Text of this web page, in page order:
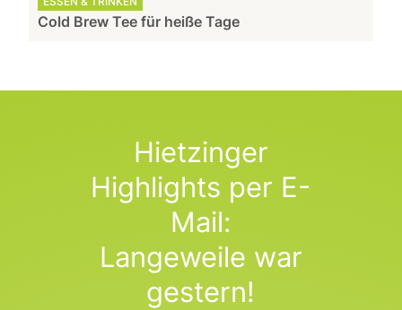
Cold Brew Tee für heiße Tage
Hietzinger
Highlights per E-
Mail:
Langeweile war
gestern!